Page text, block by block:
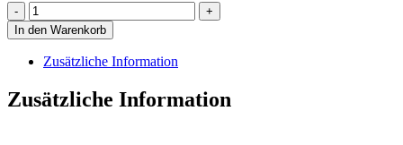
Krawatte
mit
Jagdhund
all-
over
auf
Fischgrat-
In den Warenkorb
Zusätzliche Information
Zusätzliche Information